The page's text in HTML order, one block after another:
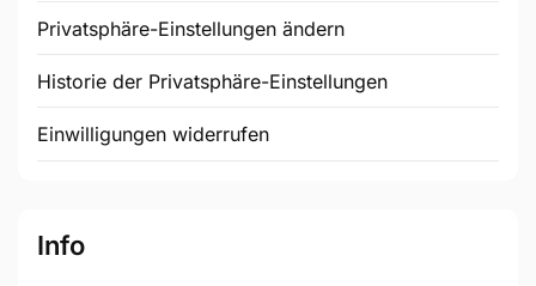
Privatsphäre-Einstellungen ändern
Historie der Privatsphäre-Einstellungen
Einwilligungen widerrufen
Info